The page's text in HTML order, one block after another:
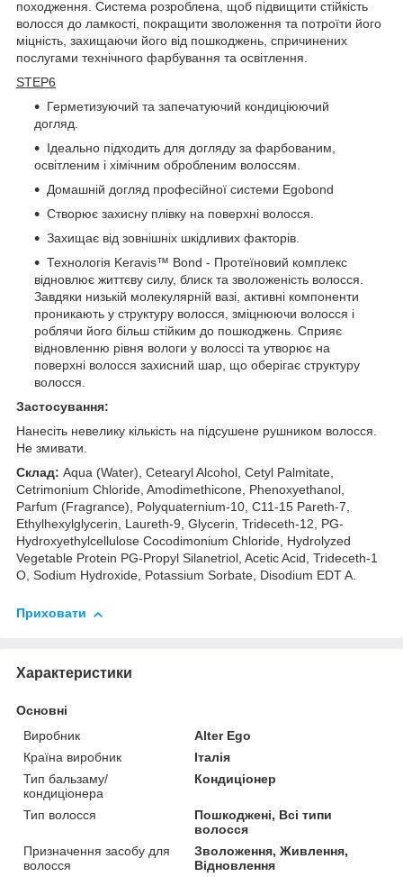
походження. Система розроблена, щоб підвищити стійкість
волосся до ламкості, покращити зволоження та потроїти його
міцність, захищаючи його від пошкоджень, спричинених
послугами технічного фарбування та освітлення.
STEP6
Герметизуючий та запечатуючий кондиціюючий
догляд.
Ідеально підходить для догляду за фарбованим,
освітленим і хімічним обробленим волоссям.
Домашній догляд професійної системи Egobond
Створює захисну плівку на поверхні волосся.
Захищає від зовнішніх шкідливих факторів.
Технологія Keravis™ Bond - Протеїновий комплекс
відновлює життєву силу, блиск та зволоженість волосся.
Завдяки низькій молекулярній вазі, активні компоненти
проникають у структуру волосся, зміцнюючи волосся і
роблячи його більш стійким до пошкоджень. Сприяє
відновленню рівня вологи у волоссі та утворює на
поверхні волосся захисний шар, що оберігає структуру
волосся.
Застосування:
Нанесіть невелику кількість на підсушене рушником волосся.
Не змивати.
Склад: Aqua (Water), Cetearyl Alcohol, Cetyl Palmitate,
Cetrimonium Chloride, Amodimethicone, Phenoxyethanol,
Parfum (Fragrance), Polyquaternium-10, C11-15 Pareth-7,
Ethylhexylglycerin, Laureth-9, Glycerin, Trideceth-12, PG-
Hydroxyethylcellulose Cocodimonium Chloride, Hydrolyzed
Vegetable Protein PG-Propyl Silanetriol, Acetic Acid, Trideceth-1
O, Sodium Hydroxide, Potassium Sorbate, Disodium EDT A.
Приховати
Характеристики
Основні
Виробник
Alter Ego
Країна виробник
Італія
Тип бальзаму/
кондиціонера
Кондиціонер
Тип волосся
Пошкоджені, Всі типи
волосся
Призначення засобу для
волосся
Зволоження, Живлення,
Відновлення